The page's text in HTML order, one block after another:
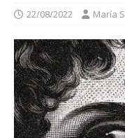
22/08/2022 María